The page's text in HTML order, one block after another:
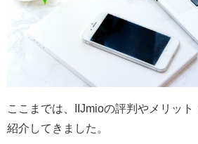
ここまでは、IIJmioの評判やメリット
紹介してきました。